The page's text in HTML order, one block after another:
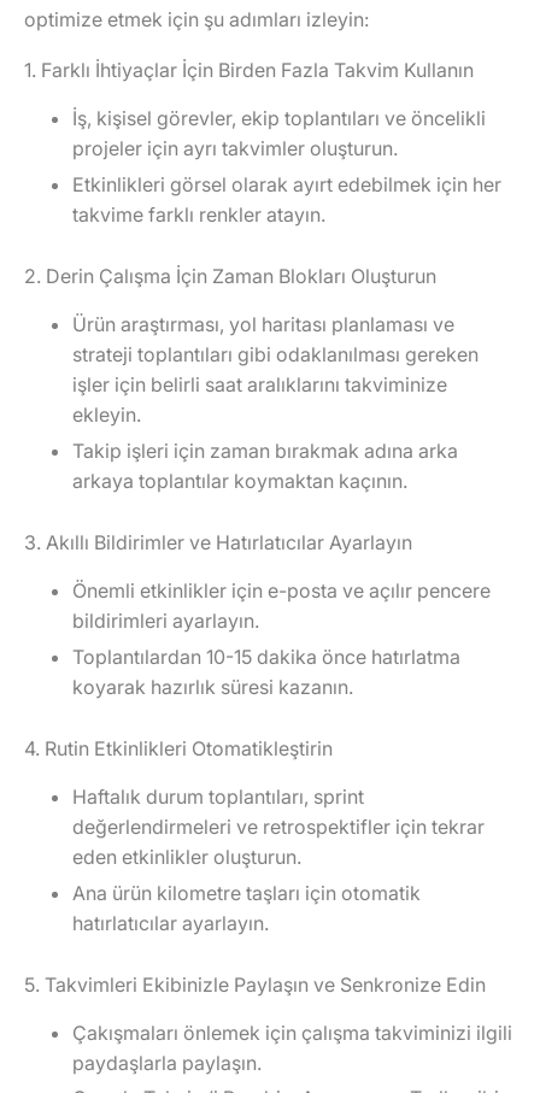
optimize etmek için şu adımları izleyin:
1. Farklı İhtiyaçlar İçin Birden Fazla Takvim Kullanın
İş, kişisel görevler, ekip toplantıları ve öncelikli
projeler için ayrı takvimler oluşturun.
Etkinlikleri görsel olarak ayırt edebilmek için her
takvime farklı renkler atayın.
2. Derin Çalışma İçin Zaman Blokları Oluşturun
Ürün araştırması, yol haritası planlaması ve
strateji toplantıları gibi odaklanılması gereken
işler için belirli saat aralıklarını takviminize
ekleyin.
Takip işleri için zaman bırakmak adına arka
arkaya toplantılar koymaktan kaçının.
3. Akıllı Bildirimler ve Hatırlatıcılar Ayarlayın
Önemli etkinlikler için e-posta ve açılır pencere
bildirimleri ayarlayın.
Toplantılardan 10-15 dakika önce hatırlatma
koyarak hazırlık süresi kazanın.
4. Rutin Etkinlikleri Otomatikleştirin
Haftalık durum toplantıları, sprint
değerlendirmeleri ve retrospektifler için tekrar
eden etkinlikler oluşturun.
Ana ürün kilometre taşları için otomatik
hatırlatıcılar ayarlayın.
5. Takvimleri Ekibinizle Paylaşın ve Senkronize Edin
Çakışmaları önlemek için çalışma takviminizi ilgili
paydaşlarla paylaşın.